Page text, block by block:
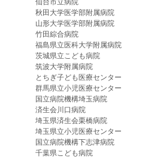
仙台市立病院
秋田大学医学部附属病院
山形大学医学部附属病院
竹田綜合病院
福島県立医科大学附属病院
茨城県立こども病院
筑波大学附属病院
とちぎ子ども医療センター
群馬県立小児医療センター
国立病院機構埼玉病院
済生会川口病院
埼玉県済生会栗橋病院
埼玉県立小児医療センター
国立病院機構下志津病院
千葉県こども病院